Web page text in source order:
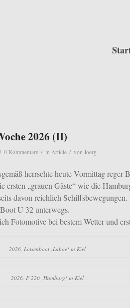
2026 (II)
/ 0 Kommentare / inArticle / vonJoerg
herrschte heute Vormittag
ersten „grauen Gäste“ wie die
davon reichlich
U 32 unterwegs.
Fotomotive bei bestem Wetter und
2026, Lotsenboot ‚Laboe‘ in Kiel
2026, F 220 ‚Hamburg‘ in Kiel